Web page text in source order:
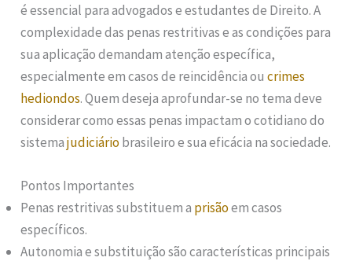
é essencial para advogados e estudantes de Direito. A
complexidade das penas restritivas e as condições para
sua aplicação demandam atenção específica,
especialmente em casos de reincidência oucrimes
hediondos. Quem deseja aprofundar-se no tema deve
considerar como essas penas impactam o cotidiano do
sistemajudiciáriobrasileiro e sua eficácia na sociedade.
Pontos Importantes
Penas restritivas substituem a prisãoem casos
específicos.
Autonomia e substituição são características principais